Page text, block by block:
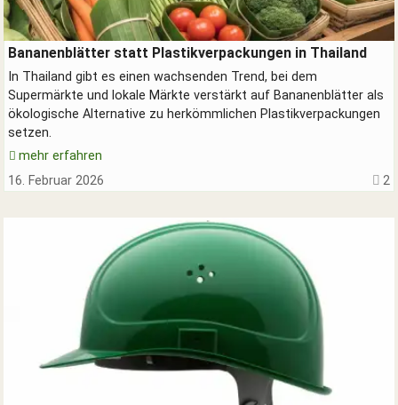
Verpackungen aus Bananenblättern - erdölfrei.
Bananenblätter statt Plastikverpackungen in Thailand
In Thailand gibt es einen wachsenden Trend, bei dem
Supermärkte und lokale Märkte verstärkt auf Bananenblätter als
ökologische Alternative zu herkömmlichen Plastikverpackungen
setzen.
mehr erfahren
16. Februar 2026
2
SUCHEN
alles